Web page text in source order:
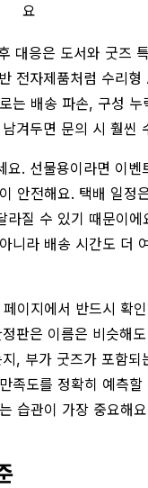
요
대응은 도서와 굿즈
전자제품처럼 수리
는 배송 파손, 구성 누
겨두면 문의 시 훨씬
요. 선물용이라면 이벤
안전해요. 택배 일정
질 수 있기 때문이에
니라 배송 시간도 더
이지에서 반드시 확
판은 이름은 비슷해
, 부가 굿즈가 포함되
족도를 정확히 예측할
습관이 가장 중요해